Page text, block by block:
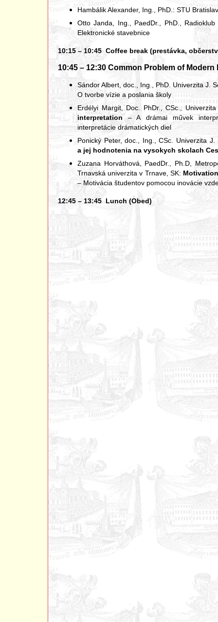
Hambálik Alexander, Ing., PhD.: STU
Otto Janda, Ing., PaedDr., PhD.,
Elektronické stavebnice
10:15 – 10:45 Coffee break (prestávka,
10:45 – 12:30 Common Problem of Modern
Sándor Albert, doc., Ing., PhD. Univerzita J.
O tvorbe vízie a poslania školy
Erdélyi Margit, Doc. PhDr., CSc.,
interpretation – A drámai művek
interpretácie drámatických diel
Ponický Peter, doc., Ing., CSc. Univerzita
a jej hodnotenia na vysokych skolach
Zuzana Horváthová, PaedDr., Ph.D,
Trnavská univerzita v Trnave, SK:
– Motivácia študentov pomocou inovácie
12:45 – 13:45 Lunch (Obed)